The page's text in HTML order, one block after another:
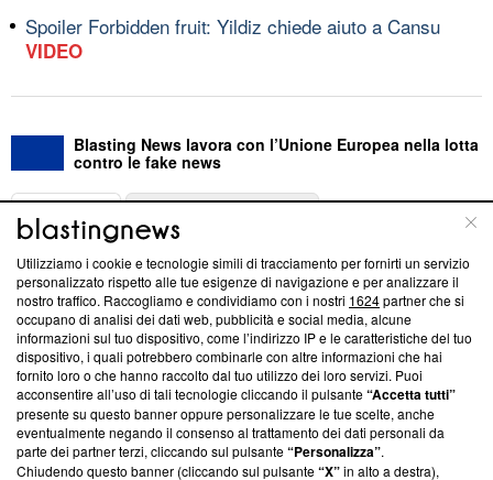
Spoiler Forbidden fruit: Yildiz chiede aiuto a Cansu
VIDEO
Blasting News lavora con l’Unione Europea nella lotta
contro le fake news
ABOUT
Questa sezione offre informazioni trasparenti su Blasting
News, sui nostri processi editoriali e su come ci impegniamo a
creare news di qualità. Inoltre, afferma la nostra aderenza a
‘Trust Project - News with Integrity’Blasting News non è
ancora membro del programma, ma ha richiesto di farne
parte; Trust Project non ha ancora effettuato una verifica di
conformità agli standard.
Su di noi
Utilizziamo i cookie e tecnologie simili di tracciamento per fornirti un servizio
personalizzato rispetto alle tue esigenze di navigazione e per analizzare il
nostro traffico. Raccogliamo e condividiamo con i nostri 1624partner che si
occupano di analisi dei dati web, pubblicità e social media, alcune
informazioni sul tuo dispositivo, come l’indirizzo IP e le caratteristiche del tuo
dispositivo, i quali potrebbero combinarle con altre informazioni che hai
fornito loro o che hanno raccolto dal tuo utilizzo dei loro servizi. Puoi
acconsentire all’uso di tali tecnologie cliccando il pulsante“Accetta tutti”
presente su questo banner oppure personalizzare le tue scelte, anche
eventualmente negando il consenso al trattamento dei dati personali da
parte dei partner terzi, cliccando sul pulsante“Personalizza”.
Chiudendo questo banner (cliccando sul pulsante“X”in alto a destra),